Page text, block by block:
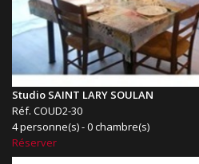
Studio SAINT LARY SOULAN
Réf. COUD2-30
4 personne(s) - 0 chambre(s)
Réserver